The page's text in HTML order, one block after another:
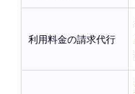
利用料金の請求代行